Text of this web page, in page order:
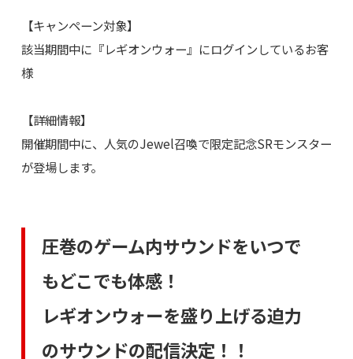
【キャンペーン対象】
該当期間中に『レギオンウォー』にログインしているお客
様
【詳細情報】
開催期間中に、人気のJewel召喚で限定記念SRモンスター
が登場します。
圧巻のゲーム内サウンドをいつで
もどこでも体感！
レギオンウォーを盛り上げる迫力
のサウンドの配信決定！！